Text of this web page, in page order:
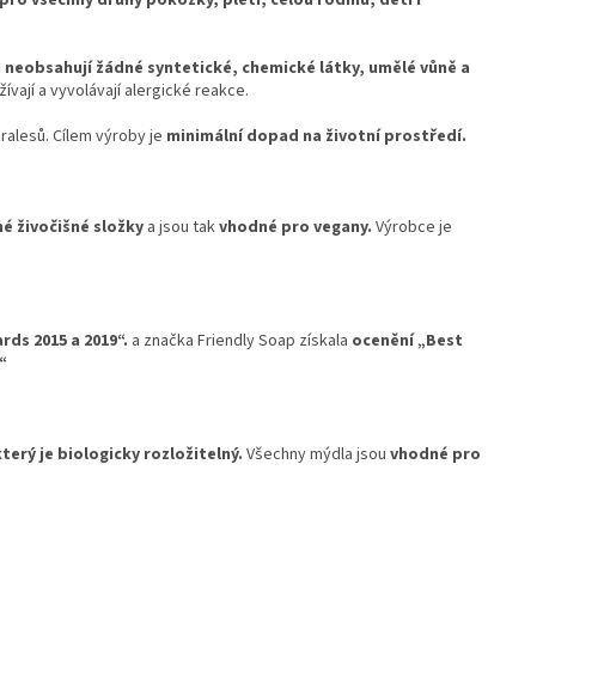
neobsahují žádné syntetické, chemické látky, umělé vůně a
a vyvolávají alergické reakce.
Cílem výroby je minimální dopad na životní prostředí.
živočišné složky a jsou takvhodné pro vegany. Výrobce je
2015 a 2019“. a značka Friendly Soap získala ocenění „Best
je biologicky rozložitelný. Všechny mýdla jsou vhodné pro